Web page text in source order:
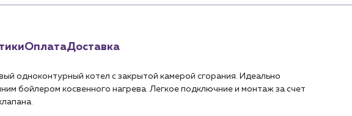
ОплатаДоставка
одноконтурный котел с закрытой камерой сгорания. Идеально
бойлером косвенного нагрева. Легкое подключние и монтаж за счет